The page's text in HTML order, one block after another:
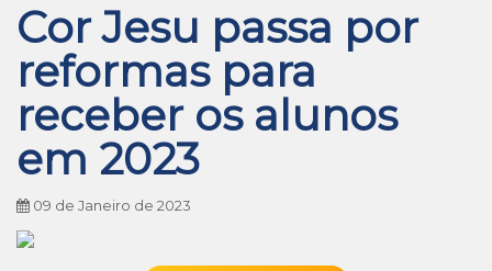
Cor Jesu passa por
reformas para
receber os alunos
em 2023
09 de Janeiro de 2023